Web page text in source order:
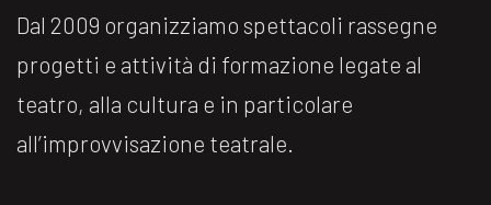
Dal 2009 organizziamo spettacoli rassegne
progetti e attività di formazione legate al
teatro, alla cultura e in particolare
all’improvvisazione teatrale.